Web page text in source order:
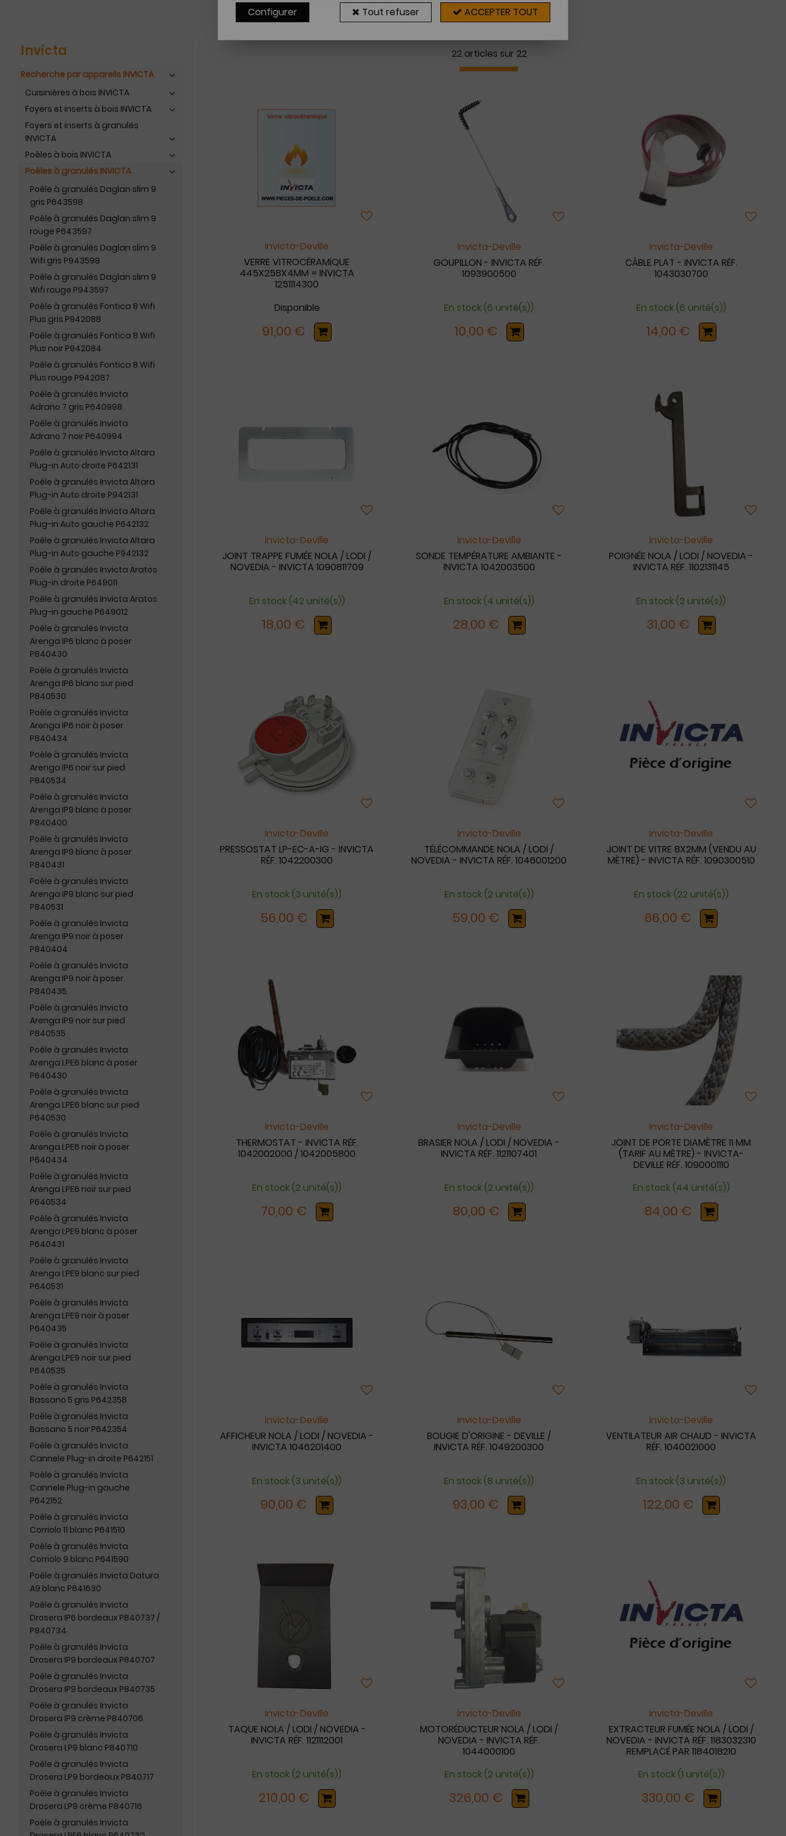
Invicta
Recherche par appareils INVICTA
Cuisinières à bois INVICTA
Foyers et inserts à bois INVICTA
Foyers et inserts à granulés
INVICTA
Poêles à bois INVICTA
Poêles à granulés INVICTA
Poêle à granulés Daglan slim 9
gris P643598
Poêle à granulés Daglan slim 9
rouge P643597
Poêle à granulés Daglan slim 9
Wifi gris P943598
Poêle à granulés Daglan slim 9
Wifi rouge P943597
Poêle à granulés Fontica 8 Wifi
Plus gris P942088
Poêle à granulés Fontica 8 Wifi
Plus noir P942084
Poêle à granulés Fontica 8 Wifi
Plus rouge P942087
Poêle à granulés Invicta
Adrano 7 gris P640998
Poêle à granulés Invicta
Adrano 7 noir P640994
Poêle à granulés Invicta Altara
Plug-in Auto droite P642131
Poêle à granulés Invicta Altara
Plug-in Auto droite P942131
Poêle à granulés Invicta Altara
Plug-in Auto gauche P642132
Poêle à granulés Invicta Altara
Plug-in Auto gauche P942132
Poêle à granulés Invicta Aratos
Plug-in droite P649011
Poêle à granulés Invicta Aratos
Plug-in gauche P649012
Poêle à granulés Invicta
Arenga IP6 blanc à poser
P840430
Poêle à granulés Invicta
Arenga IP6 blanc sur pied
P840530
Poêle à granulés Invicta
Arenga IP6 noir à poser
P840434
Poêle à granulés Invicta
Arenga IP6 noir sur pied
P840534
Poêle à granulés Invicta
Arenga IP9 blanc à poser
P840400
Poêle à granulés Invicta
Arenga IP9 blanc à poser
P840431
Poêle à granulés Invicta
Arenga IP9 blanc sur pied
P840531
Poêle à granulés Invicta
Arenga IP9 noir à poser
P840404
Poêle à granulés Invicta
Arenga IP9 noir à poser
P840435
Poêle à granulés Invicta
Arenga IP9 noir sur pied
P840535
Poêle à granulés Invicta
Arenga LPE6 blanc à poser
P640430
Poêle à granulés Invicta
Arenga LPE6 blanc sur pied
P640530
Poêle à granulés Invicta
Arenga LPE6 noir à poser
P640434
Poêle à granulés Invicta
Arenga LPE6 noir sur pied
P640534
Poêle à granulés Invicta
Arenga LPE9 blanc à poser
P640431
Poêle à granulés Invicta
Arenga LPE9 blanc sur pied
P640531
Poêle à granulés Invicta
Arenga LPE9 noir à poser
P640435
Poêle à granulés Invicta
Arenga LPE9 noir sur pied
P640535
Poêle à granulés Invicta
Bassano 5 gris P642358
Poêle à granulés Invicta
Bassano 5 noir P642354
Poêle à granulés Invicta
Cannele Plug-in droite P642151
Poêle à granulés Invicta
Cannele Plug-in gauche
P642152
Poêle à granulés Invicta
Corriolo 11 blanc P641510
Poêle à granulés Invicta
Corriolo 9 blanc P641590
Poêle à granulés Invicta Datura
A9 blanc P641630
Poêle à granulés Invicta
Drosera IP6 bordeaux P840737 /
P840734
Poêle à granulés Invicta
Drosera IP9 bordeaux P840707
Poêle à granulés Invicta
Drosera IP9 bordeaux P840735
Poêle à granulés Invicta
Drosera IP9 crème P840706
Poêle à granulés Invicta
Drosera LP9 blanc P840710
Poêle à granulés Invicta
Drosera LP9 bordeaux P840717
Poêle à granulés Invicta
Drosera LP9 crème P840716
Poêle à granulés Invicta
22 articles sur 22
Invicta-Deville
VERRE VITROCÉRAMIQUE
445X258X4MM = INVICTA
1251114300
Disponible
91,00 €
Invicta-Deville
GOUPILLON - INVICTA RÉF.
1093900500
En stock (6 unité(s))
10,00 €
Invicta-Deville
CÂBLE PLAT - INVICTA RÉF.
1043030700
En stock (6 unité(s))
14,00 €
Invicta-Deville
JOINT TRAPPE FUMÉE NOLA / LODI /
NOVEDIA - INVICTA 1090811709
En stock (42 unité(s))
18,00 €
Invicta-Deville
SONDE TEMPÉRATURE AMBIANTE -
INVICTA 1042003500
En stock (4 unité(s))
28,00 €
Invicta-Deville
POIGNÉE NOLA / LODI / NOVEDIA -
INVICTA RÉF. 1102131145
En stock (2 unité(s))
31,00 €
Invicta-Deville
PRESSOSTAT LP-EC-A-IG - INVICTA
RÉF. 1042200300
En stock (3 unité(s))
56,00 €
Invicta-Deville
TÉLÉCOMMANDE NOLA / LODI /
NOVEDIA - INVICTA RÉF. 1046001200
En stock (2 unité(s))
59,00 €
Invicta-Deville
JOINT DE VITRE 8X2MM (VENDU AU
MÈTRE) - INVICTA RÉF. 1090300510
En stock (22 unité(s))
66,00 €
Invicta-Deville
THERMOSTAT - INVICTA RÉF.
1042002000 / 1042005800
En stock (2 unité(s))
70,00 €
Invicta-Deville
BRASIER NOLA / LODI / NOVEDIA -
INVICTA RÉF. 1121107401
En stock (2 unité(s))
80,00 €
Invicta-Deville
JOINT DE PORTE DIAMÈTRE 11 MM
(TARIF AU MÈTRE) - INVICTA-
DEVILLE RÉF. 1090001110
En stock (44 unité(s))
84,00 €
Invicta-Deville
AFFICHEUR NOLA / LODI / NOVEDIA -
INVICTA 1046201400
En stock (3 unité(s))
90,00 €
Invicta-Deville
BOUGIE D'ORIGINE - DEVILLE /
INVICTA RÉF. 1049200300
En stock (8 unité(s))
93,00 €
Invicta-Deville
VENTILATEUR AIR CHAUD - INVICTA
RÉF. 1040021000
En stock (3 unité(s))
122,00 €
Invicta-Deville
TAQUE NOLA / LODI / NOVEDIA -
INVICTA RÉF. 1121112001
En stock (2 unité(s))
210,00 €
Invicta-Deville
MOTORÉDUCTEUR NOLA / LODI /
NOVEDIA - INVICTA RÉF.
1044000100
En stock (2 unité(s))
326,00 €
Invicta-Deville
EXTRACTEUR FUMÉE NOLA / LODI /
NOVEDIA - INVICTA RÉF. 1183032310
REMPLACÉ PAR 1184018210
En stock (1 unité(s))
330,00 €
Configurer Tout refuser ACCEPTER TOUT